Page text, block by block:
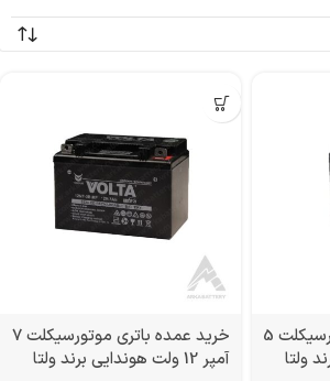
خرید عمده باتری موتورسیکلت 5
خرید عمده باتری موتورسیکلت 7
آمپر 12 ولت هوندایی برند ولتا